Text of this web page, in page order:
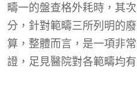
疇一的盤查格外耗時，其
分，針對範疇三所列明的
算，整體而言，是一項非
證，足見醫院對各範疇均